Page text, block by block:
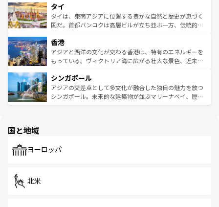
リティに包まれながら、韓国の多彩な魅力を心ゆくまで味
わってみてほしい。 なお、新着の韓国情報はコンテンツ一
覧を参照してほしい。
急速な発展と共に伝統が息づく。ハノイの古い町並みやホ
ーチミン市のフランス統治時代の建物も、独特の雰囲気を
醸し出している。また、バラエティの豊かさとおいしさで
とつ。フォーやバインミー、ベトナムコーヒーなどは、ぜ
ひ現地で味わいたい。どの地域を訪れてもあたたかい人々
が旅行者を迎えてくれるので、きっと忘れられない旅にな
参照してほしい。
タイ
タイは、東南アジアに位置する豊かな自然と歴史が息づく
国だ。首都バンコクは高層ビルが立ち並ぶ一方、伝統的な
の活気が交差している。北部ではチェンマイなどの山岳地
帯で自然と触れ合い、南部ではプーケットやクラビの美し
いビーチでリゾート気分を楽しむことができる。タイ料理
激する。気候は一年中温暖で、どの季節にも異なる楽しみ
が待っている。親しみやすいタイの人々、仏教を中心とし
た文化、そして多様な観光資源が、訪れる旅人を魅了し続
香港
アジアと西洋の文化が交わる香港は、特有のエネルギーを
もっている。ヴィクトリア湾に広がる壮大な景色、近未来
み、どこを訪れても感動するはず。観光スポットが密集し
ており、効率よく見どころを回れるのも魅力。息をのむよ
うな絶景から文化的な体験まで、香港を存分に楽しみ尽く
シンガポール
アジアの交差点として多文化が融合した独自の魅力を放つ
シンガポール。未来的な建築物が並ぶマリーナベイ、歴史
で、ホーカーズは地元の風情を楽しめる外せないスポット
国と地域
ヨーロッパ
北米